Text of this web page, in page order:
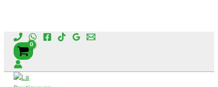
Aller
contenu